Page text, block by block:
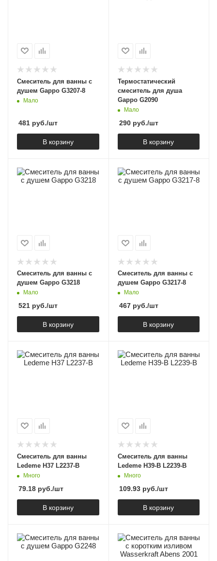
Смеситель для ванны с
душем Gappo G3207-8
Мало
481 руб./шт
В корзину
Термостатический
смеситель для душа
Gappo G2090
Мало
290руб./шт
В корзину
Смеситель для ванны с
душем Gappo G3218
Мало
521 руб./шт
В корзину
Смеситель для ванны с
душем Gappo G3217-8
Мало
467руб./шт
В корзину
Смеситель для ванны
Ledeme H37 L2237-B
Много
79.18 руб./шт
В корзину
Смеситель для ванны
Ledeme H39-B L2239-B
Много
109.93руб./шт
В корзину